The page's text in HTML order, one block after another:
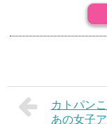
カトパン
あの女子